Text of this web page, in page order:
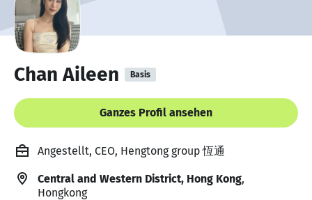
Chan Aileen Basis
Ganzes Profil ansehen
Angestellt, CEO, Hengtong group 恆通
Central and Western District, Hong Kong,
Hongkong